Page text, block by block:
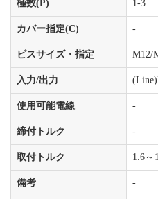
極数(P) 1-3
カバー指定(C) -
ビスサイズ・指定 M12/
入力/出力
使用可能電線 -
締付トルク -
取付トルク 1.6～
備考 -